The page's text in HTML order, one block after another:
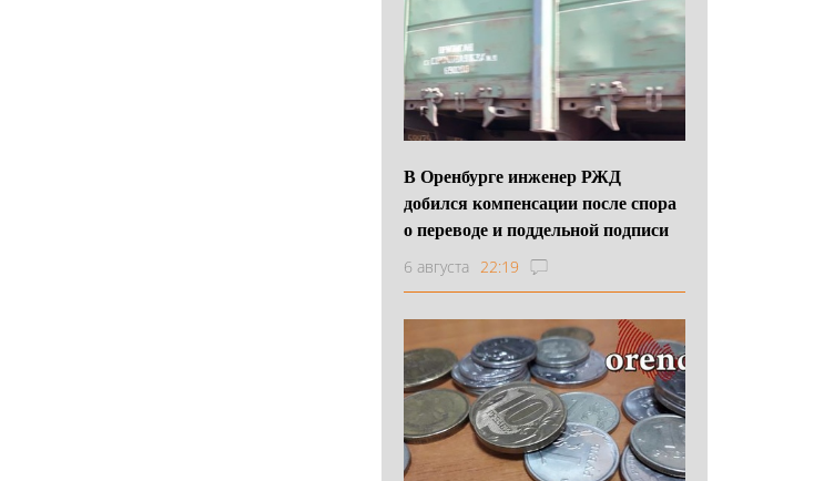
В Оренбурге инженер РЖД
добился компенсации после спора
о переводе и поддельной подписи
6 августа 22:19